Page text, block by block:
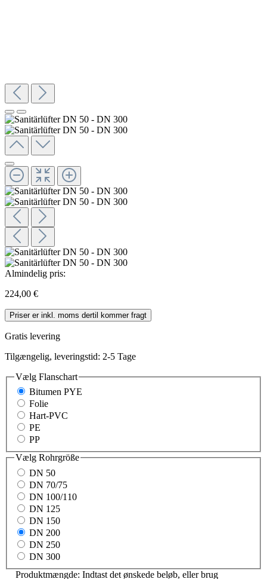
Almindelig pris:
224,00 €
Priser er inkl. moms dertil kommer fragt
Gratis levering
Tilgængelig, leveringstid: 2-5 Tage
Vælg Flanschart
Bitumen PYE
Folie
Hart-PVC
PE
PP
Vælg Rohrgröße
DN 50
DN 70/75
DN 100/110
DN 125
DN 150
DN 200
DN 250
DN 300
Produktmængde: Indtast det ønskede beløb, eller brug